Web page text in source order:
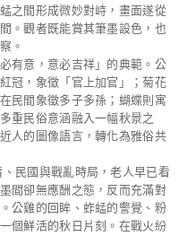
之間形成微妙對峙，畫面遂從
。觀者既能賞其筆墨設色，也
。
有意，意必吉祥」的典範。公
冠，象徵「官上加官」；菊花
民間象徵多子多孫；蝴蝶則寓
重民俗意涵融入一幅秋景之
人的圖像語言，轉化為雅俗共
民國與戰亂時局，老人早已看
間卻無應酬之態，反而充滿對
公雞的回眸、蚱蜢的警覺、粉
個鮮活的秋日片刻。在戰火紛